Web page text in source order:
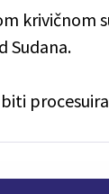
krivičnom
Sudana.